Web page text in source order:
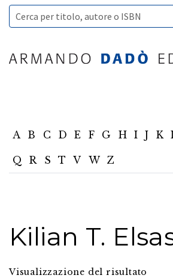
A B C D E F G H I J K
Q R S T V W Z
Kilian T.
Visualizzazione del risultato